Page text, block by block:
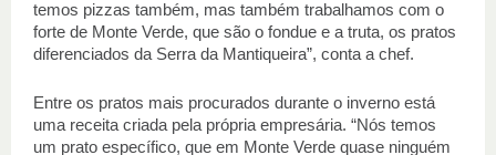
temos pizzas também, mas também trabalhamos com o
forte de Monte Verde, que são o fondue e a truta, os pratos
diferenciados da Serra da Mantiqueira”, conta a chef.
Entre os pratos mais procurados durante o inverno está
uma receita criada pela própria empresária. “Nós temos
um prato específico, que em Monte Verde quase ninguém